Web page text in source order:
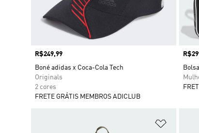
Preço
R$249,99
Boné adidas x Coca-Cola Tech
Originals
2 cores
FRETE GRÁTIS MEMBROS ADICLUB